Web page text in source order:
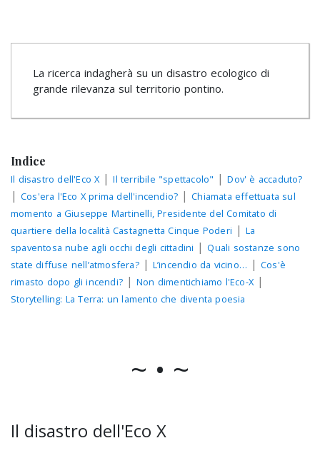
La ricerca indagherà su un disastro ecologico di
grande rilevanza sul territorio pontino.
Indice
Il disastro dell'Eco X | Il terribile "spettacolo" | Dov' è accaduto?
| Cos'era l'Eco X prima dell'incendio? | Chiamata effettuata sul
momento a Giuseppe Martinelli, Presidente del Comitato di
quartiere della località Castagnetta Cinque Poderi | La
spaventosa nube agli occhi degli cittadini | Quali sostanze sono
state diffuse nell’atmosfera? | L’incendio da vicino… | Cos'è
rimasto dopo gli incendi? | Non dimentichiamo l'Eco-X |
Storytelling: La Terra: un lamento che diventa poesia
~ • ~
Il disastro dell'Eco X